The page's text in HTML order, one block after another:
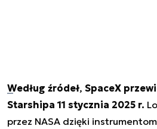
Według źródeł, SpaceX
Starshipa 11 stycznia 2025 r.
przez NASA dzięki